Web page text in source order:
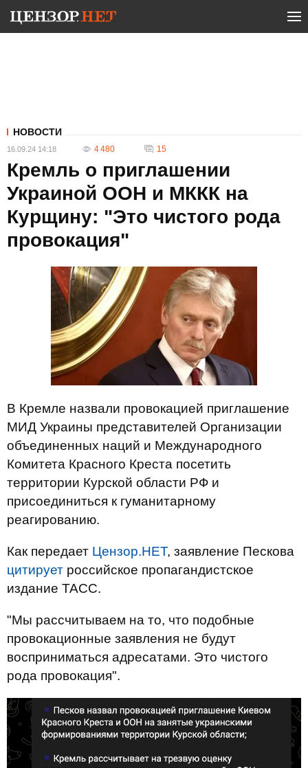
НОВОСТИ
16.09.24 14:18 4 480 15
Кремль о приглашении
Украиной ООН и МККК на
Курщину: "Это чистого рода
провокация"
В Кремле назвали провокацией приглашение
МИД Украины представителей Организации
объединенных наций и Международного
Комитета Красного Креста посетить
территории Курской области РФ и
присоединиться к гуманитарному
реагированию.
Как передает Цензор.НЕТ, заявление Пескова
цитирует российское пропагандистское
издание ТАСС.
"Мы рассчитываем на то, что подобные
провокационные заявления не будут
восприниматься адресатами. Это чистого
рода провокация".